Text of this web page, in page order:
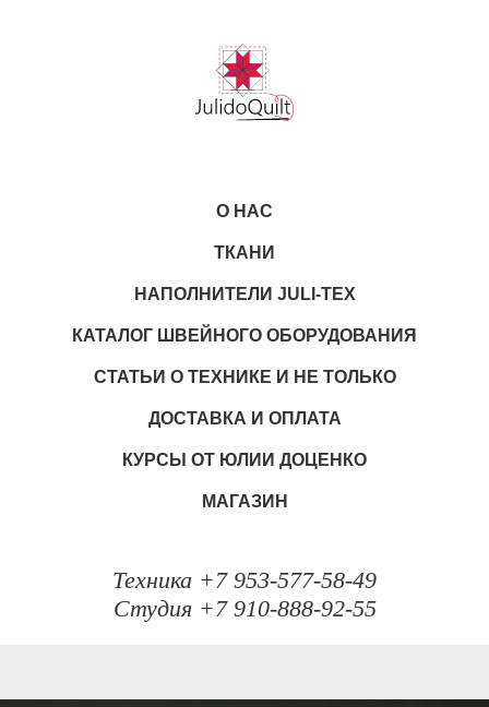
О НАС
ТКАНИ
НАПОЛНИТЕЛИ JULI-TEX
КАТАЛОГ ШВЕЙНОГО ОБОРУДОВАНИЯ
СТАТЬИ О ТЕХНИКЕ И НЕ ТОЛЬКО
ДОСТАВКА И ОПЛАТА
КУРСЫ ОТ ЮЛИИ ДОЦЕНКО
МАГАЗИН
Техника +7 953-577-58-49
Студия +7 910-888-92-55